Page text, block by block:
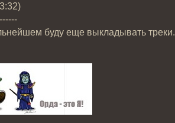
буду еще выкладывать